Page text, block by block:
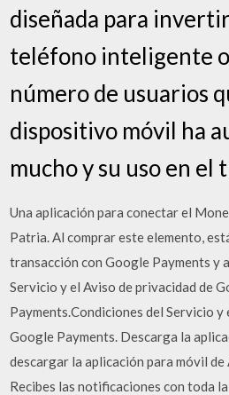
diseñada para
teléfono inteligente
número de usuarios
dispositivo móvil ha
mucho y su uso en el
Una aplicación para conectar el
Patria. Al comprar este elemento,
transacción con Google Payments y
Servicio y el Aviso de privacidad de
Payments.Condiciones del Servicio y
Google Payments. Descarga la
descargar la aplicación para móvil de
Recibes las notificaciones con toda